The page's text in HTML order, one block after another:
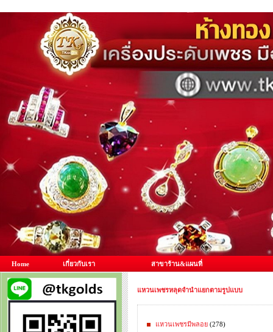
Home เกี่ยวกับเรา สาขาร้าน&แผนที่
แหวนเพชรหลุดจำนำแยกตามรูปแบบ
แหวนเพชรมีพลอย (278)